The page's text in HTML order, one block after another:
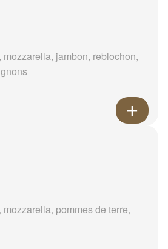
jambon, reblochon,
pommes de terre,